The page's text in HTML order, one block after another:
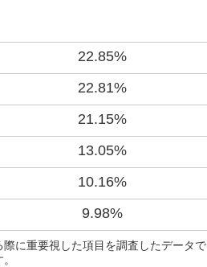
22.85%
22.81%
21.15%
13.05%
10.16%
9.98%
に重要視した項目を調査したデータで